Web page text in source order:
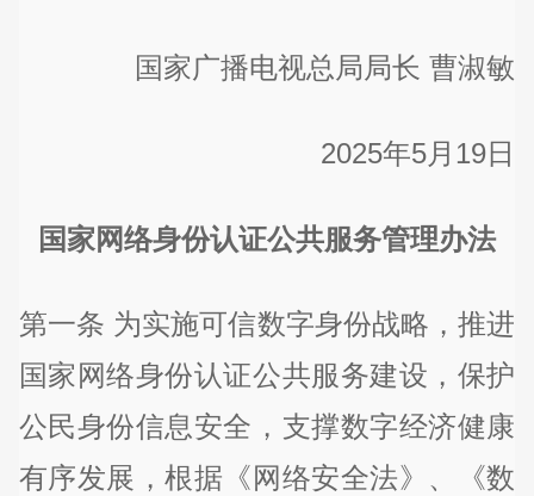
国家广播电视总局局长 曹淑敏
2025年5月19日
国家网络身份认证公共服务管理办法
第一条 为实施可信数字身份战略，推进
国家网络身份认证公共服务建设，保护
公民身份信息安全，支撑数字经济健康
有序发展，根据《网络安全法》、《数